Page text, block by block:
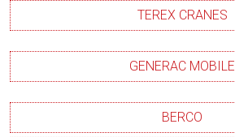
TEREX CRANES
GENERAC MOBILE
BERCO